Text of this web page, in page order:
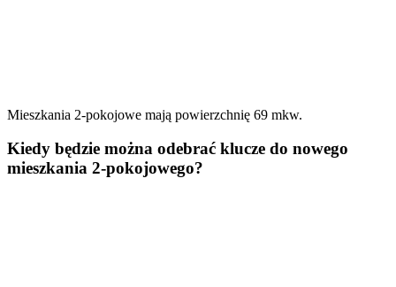
Mieszkania 2-pokojowe mają powierzchnię 69 mkw.
Kiedy będzie można odebrać klucze do nowego
mieszkania 2-pokojowego?